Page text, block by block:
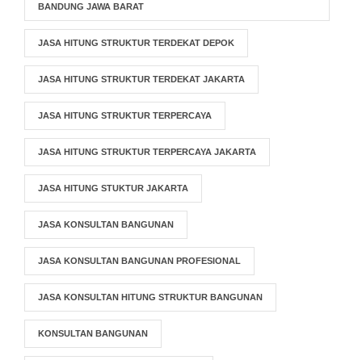
BANDUNG JAWA BARAT
JASA HITUNG STRUKTUR TERDEKAT DEPOK
JASA HITUNG STRUKTUR TERDEKAT JAKARTA
JASA HITUNG STRUKTUR TERPERCAYA
JASA HITUNG STRUKTUR TERPERCAYA JAKARTA
JASA HITUNG STUKTUR JAKARTA
JASA KONSULTAN BANGUNAN
JASA KONSULTAN BANGUNAN PROFESIONAL
JASA KONSULTAN HITUNG STRUKTUR BANGUNAN
KONSULTAN BANGUNAN